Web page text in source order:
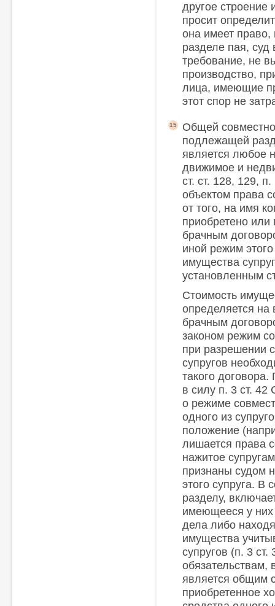
другое строение
просит
она имеет право,
разделе пая, суд
требование, не
производство,
лица, имеющие
этот спор не
Общей
подлежащей
является любое
движимое и
ст. ст. 128, 129,
объектом права
от того, на имя
приобретено
брачным
иной режим
имущества
установленным
Стоимость
определяется
брачным
законом режим
при разрешении
супругов
такого
в силу п. 3 ст. 42
о режиме
одного из
положение
лишается права
нажитое
признаны судом
этого супруга. В
разделу,
имеющееся у них
дела либо
имущества
супругов (п. 3
обязательствам,
является общим
приобретенное
15